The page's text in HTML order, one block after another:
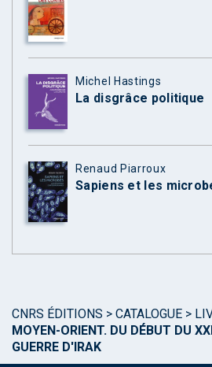
Michel Hastings
La disgrâce politique
Renaud Piarroux
Sapiens et les
CNRS ÉDITIONS > CATALOGUE >
MOYEN-ORIENT. DU DÉBUT DU
GUERRE D'IRAK